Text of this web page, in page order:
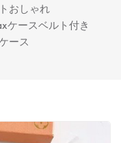
おしゃれ
ケースベルト付き
ース